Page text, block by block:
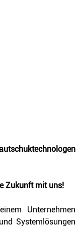
Zukunft mit uns!
Unternehmen
Systemlösungen